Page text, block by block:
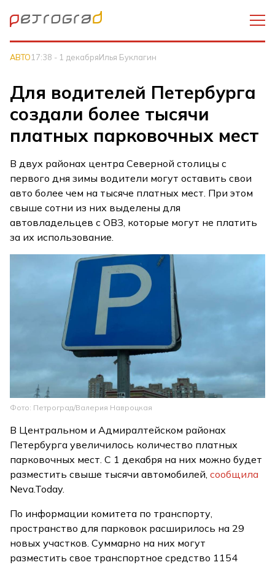
АВТО17:38 - 1 декабряИлья Буклагин
Для водителей Петербурга
создали более тысячи
платных парковочных мест
В двух районах центра Северной столицы с
первого дня зимы водители могут оставить свои
авто более чем на тысяче платных мест. При этом
свыше сотни из них выделены для
автовладельцев с ОВЗ, которые могут не платить
за их использование.
Фото: Петроград/Валерия Навроцкая
В Центральном и Адмиралтейском районах
Петербурга увеличилось количество платных
парковочных мест. С 1 декабря на них можно будет
разместить свыше тысячи автомобилей,сообщила
Neva.Today.
По информации комитета по транспорту,
пространство для парковок расширилось на 29
новых участков. Суммарно на них могут
разместить свое транспортное средство 1154